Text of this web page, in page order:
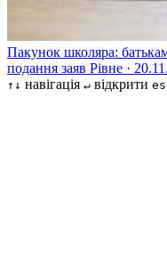
Пакунок школяра:
подання заяв Рівне ·
↑↓ навігація ↵ відкрити